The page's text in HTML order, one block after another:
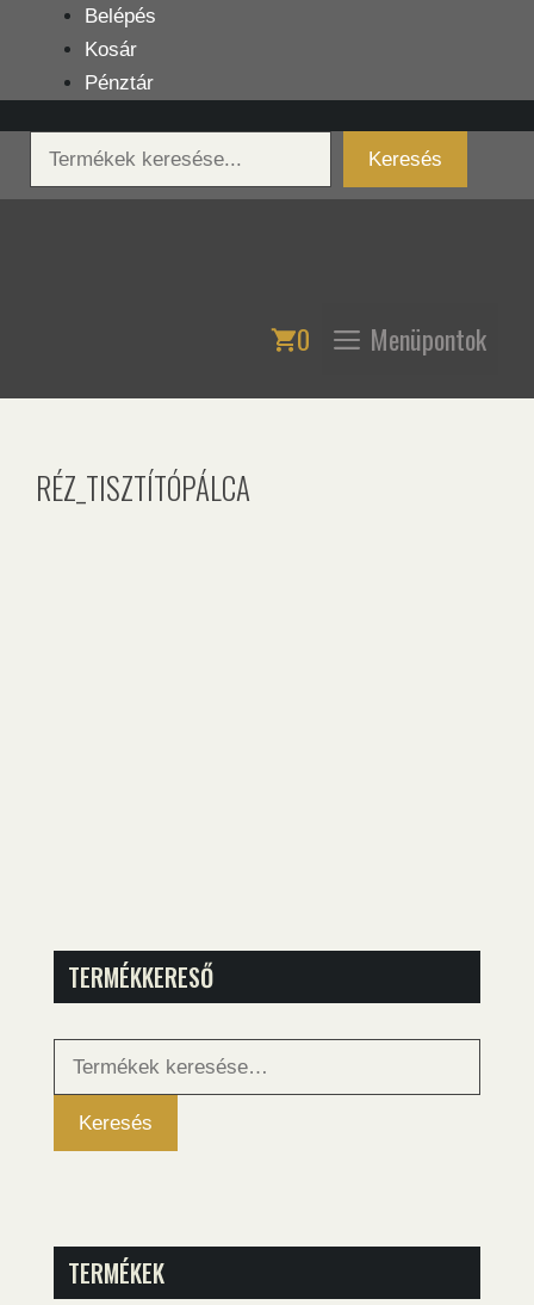
tartalomba
Belépés
Kosár
Pénztár
Keresés
Keresés
0 Menüpontok
RÉZ_TISZTÍTÓPÁLCA
TERMÉKKERESŐ
Keresés
Keresés
TERMÉKEK